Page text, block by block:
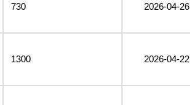
730 2026-04-26
1300 2026-04-22